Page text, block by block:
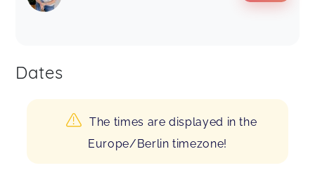
Dates
The times are displayed in the
Europe/Berlin timezone!